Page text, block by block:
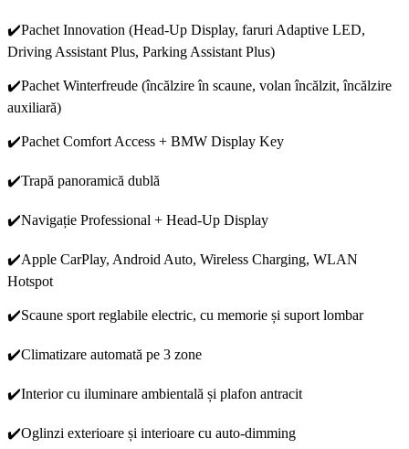
✔️Pachet Innovation (Head-Up Display, faruri Adaptive LED,
Driving Assistant Plus, Parking Assistant Plus)
✔️Pachet Winterfreude (încălzire în scaune, volan încălzit, încălzire
auxiliară)
✔️Pachet Comfort Access + BMW Display Key
✔️Trapă panoramică dublă
✔️Navigație Professional + Head-Up Display
✔️Apple CarPlay, Android Auto, Wireless Charging, WLAN
Hotspot
✔️Scaune sport reglabile electric, cu memorie și suport lombar
✔️Climatizare automată pe 3 zone
✔️Interior cu iluminare ambientală și plafon antracit
✔️Oglinzi exterioare și interioare cu auto-dimming